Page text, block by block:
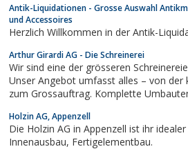
Antik-Liquidationen - Grosse Auswahl
und Accessoires
Herzlich Willkommen in der Antik-
Arthur Girardi AG - Die Schreinerei
Wir sind eine der grösseren
Unser Angebot umfasst alles – von der
zum Grossauftrag. Komplette Umbauten von
das nötige Know-How, um von der Planung bis zur Umsetzung
all Ihren Wünschen...
Holzin AG, Appenzell
Die Holzin AG in Appenzell ist ihr
Innenausbau, Fertigelementbau.